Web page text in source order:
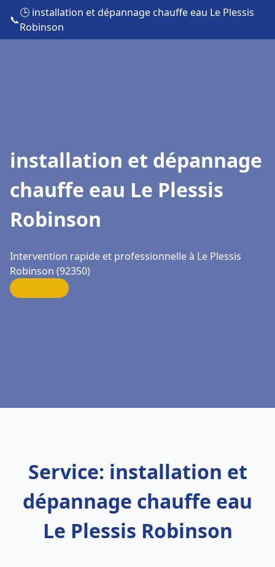
📞
🕒 installation et dépannage chauffe eau Le Plessis
Robinson
installation et dépannage
chauffe eau Le Plessis
Robinson
Intervention rapide et professionnelle à Le Plessis
Robinson (92350)
Service: installation et
dépannage chauffe eau
Le Plessis Robinson